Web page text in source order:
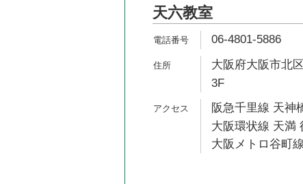
天六教室
06-4801-5886
大阪府大阪市北
3F
阪急千里線 天神
大阪環状線 天満
大阪メトロ谷町